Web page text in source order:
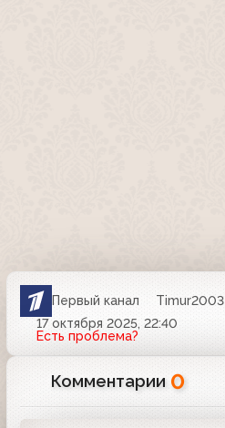
Первый канал Timur2003
17 октября 2025, 22:40
Есть проблема?
Комментарии 0